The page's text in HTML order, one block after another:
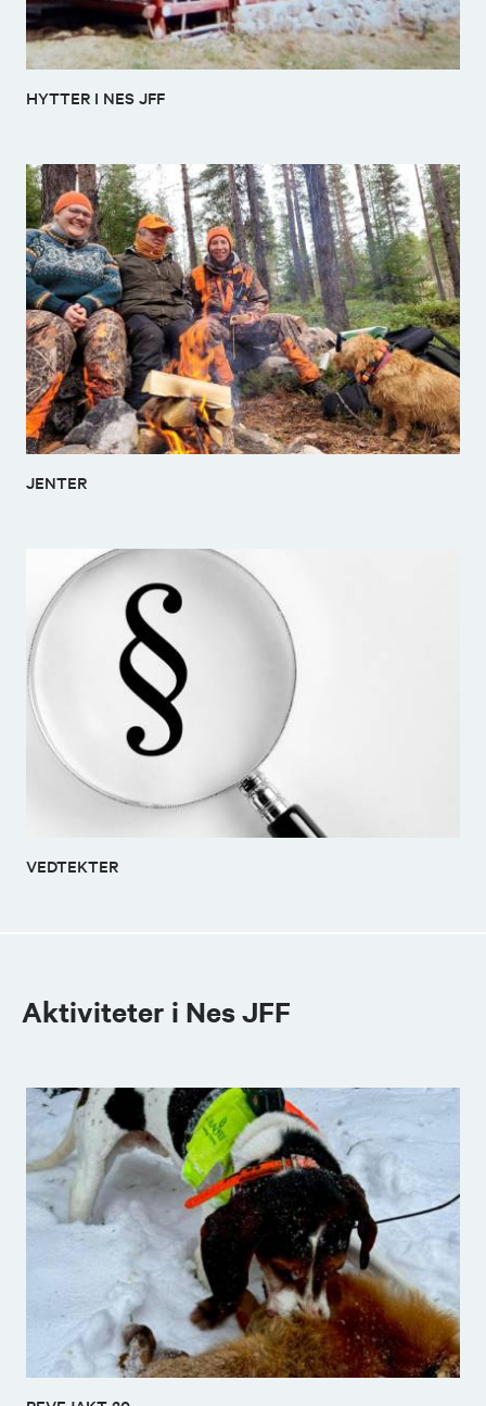
HYTTER I NES JFF
JENTER
VEDTEKTER
Aktiviteter i Nes JFF